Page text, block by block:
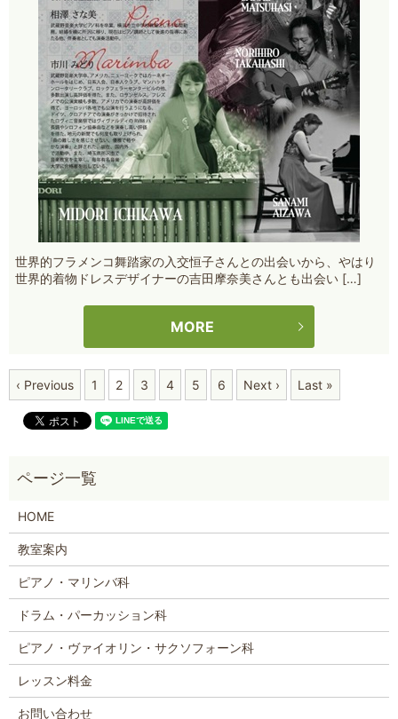
世界的フラメンコ舞踏家の入交恒子さんとの出会いから、やはり
世界的着物ドレスデザイナーの吉田摩奈美さんとも出会い […]
MORE
‹ Previous 1 2 3 4 5 6 Next › Last »
HOME
教室案内
ピアノ・マリンバ科
ドラム・パーカッション科
ピアノ・ヴァイオリン・サクソフォーン科
レッスン料金
お問い合わせ